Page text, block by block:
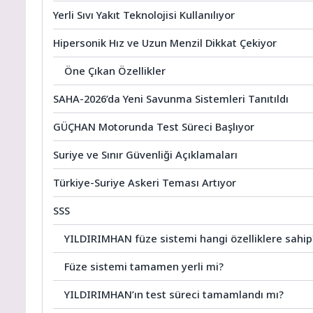
Yerli Sıvı Yakıt Teknolojisi Kullanılıyor
Hipersonik Hız ve Uzun Menzil Dikkat Çekiyor
Öne Çıkan Özellikler
SAHA-2026’da Yeni Savunma Sistemleri Tanıtıldı
GÜÇHAN Motorunda Test Süreci Başlıyor
Suriye ve Sınır Güvenliği Açıklamaları
Türkiye-Suriye Askeri Teması Artıyor
SSS
YILDIRIMHAN füze sistemi hangi özelliklere
Füze sistemi tamamen yerli mi?
YILDIRIMHAN’ın test süreci tamamlandı mı?